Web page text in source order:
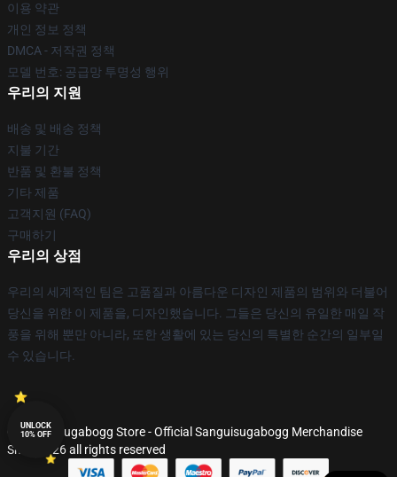
이용 약관
개인 정보 정책
DMCA - 저작권 정책
모델 번호: 공급망 투명성 행위
우리의 지원
배송 및 배송 정책
지불 기간
반품 및 환불 정책
기타 제품
고객지원 (FAQ)
구매하기
우리의 상점
우리의 세계적인 팀은 고품질과 아름다운 디자인 제품의 범위와 더불어
당신을 위한 이 제품을, 디자인했습니다. 그들은 당신의 유일한 매일 작
풍을 위해 뿐만 아니라, 또한 생활에 있는 당신의 특별한 순간의 일부일
수 있습니다.
© Sanguisugabogg Store - Official Sanguisugabogg Merchandise
Shop 2026 all rights reserved
UNLOCK
10% OFF